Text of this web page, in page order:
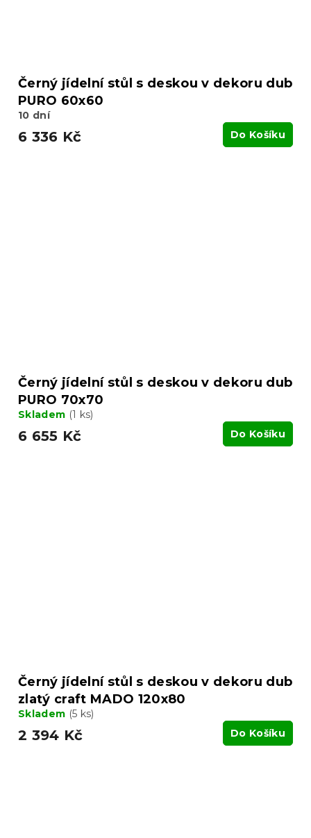
Černý jídelní stůl s deskou v dekoru dub
PURO 60x60
10 dní
6 336 Kč Do Košíku
Černý jídelní stůl s deskou v dekoru dub
PURO 70x70
Skladem (1 ks)
6 655 Kč Do Košíku
Černý jídelní stůl s deskou v dekoru dub
zlatý craft MADO 120x80
Skladem (5 ks)
2 394 Kč Do Košíku